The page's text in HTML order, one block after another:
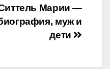
Марии —
муж и
дети